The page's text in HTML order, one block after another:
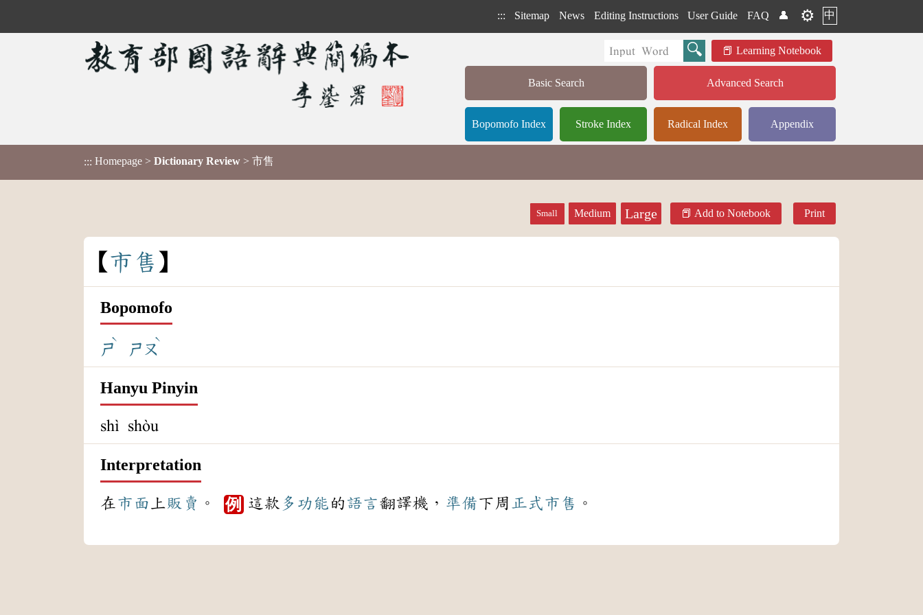
::: Sitemap News Editing Instructions User Guide FAQ 👤 ⚙️ 中
Learning Notebook
Basic Search Advanced Search
Bopomofo Index Stroke Index Radical Index Appendix
::: Homepage > Dictionary Review > 市售
Small Medium Large Add to Notebook Print
市 售
Bopomofo
ㄕ
ˋ
ㄕㄡ
ˋ
Hanyu Pinyin
shì shòu
Interpretation
在市面 上販賣 。 例 這款 多功能 的語言翻譯機， 準備下周 正式市售 。